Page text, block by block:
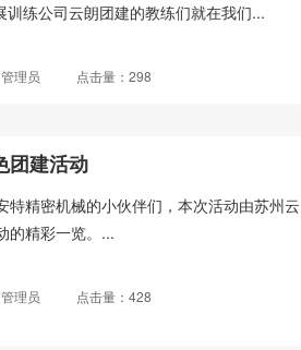
练公司云朗团建的教练们就在我们...
理员 点击量：298
团建活动
精密机械的小伙伴们，本次活动由苏州云
的精彩一览。...
理员 点击量：428